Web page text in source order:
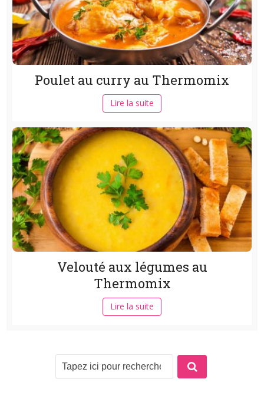
Poulet au curry au Thermomix
Lire la suite
Velouté aux légumes au
Thermomix
Lire la suite